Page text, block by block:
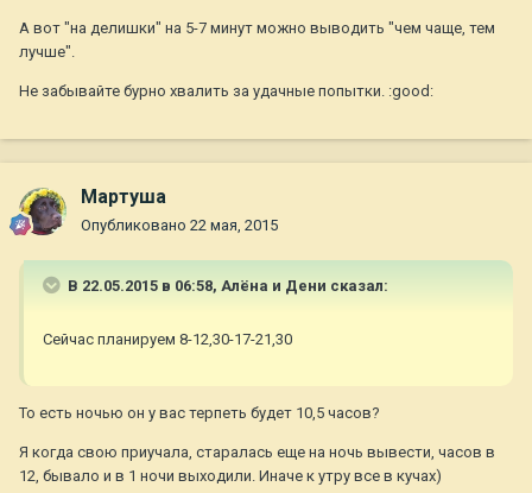
А вот "на делишки" на 5-7 минут можно выводить "чем чаще, тем
лучше".
Не забывайте бурно хвалить за удачные попытки. :good:
Мартуша
Опубликовано 22 мая, 2015
В 22.05.2015 в 06:58, Алёна и Дени сказал:
Сейчас планируем 8-12,30-17-21,30
То есть ночью он у вас терпеть будет 10,5 часов?
Я когда свою приучала, старалась еще на ночь вывести, часов в
12, бывало и в 1 ночи выходили. Иначе к утру все в кучах)